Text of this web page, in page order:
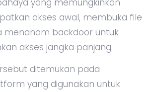
yang memungkinkan
akses awal, membuka file
menanam backdoor untuk
akses jangka panjang.
ditemukan pada
yang digunakan untuk